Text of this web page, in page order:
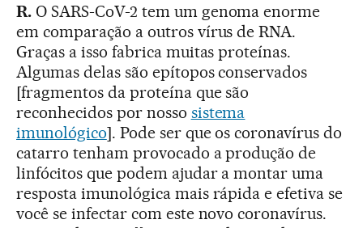
R. O SARS-CoV-2 tem um genoma enorme
em comparação a outros vírus de RNA.
Graças a isso fabrica muitas proteínas.
Algumas delas são epítopos conservados
[fragmentos da proteína que são
reconhecidos por nosso sistema
imunológico]. Pode ser que os coronavírus do
catarro tenham provocado a produção de
linfócitos que podem ajudar a montar uma
resposta imunológica mais rápida e efetiva se
você se infectar com este novo coronavírus.